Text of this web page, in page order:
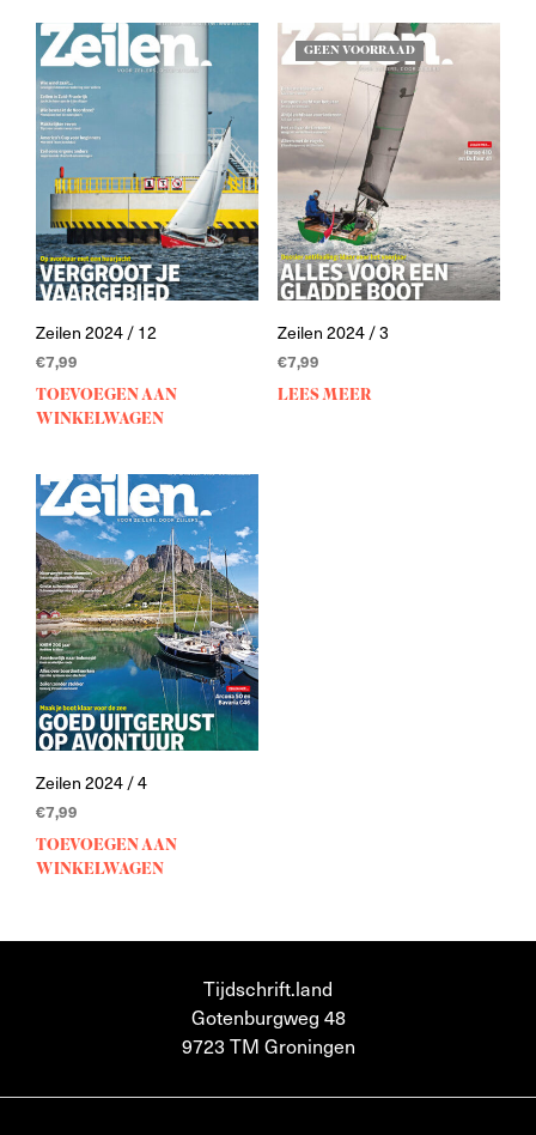
Zeilen 2024 / 12
€7,99
TOEVOEGEN AAN
WINKELWAGEN
GEEN VOORRAAD
Zeilen 2024 / 3
€7,99
LEES MEER
Zeilen 2024 / 4
€7,99
TOEVOEGEN AAN
WINKELWAGEN
Tijdschrift.land
Gotenburgweg 48
9723 TM Groningen